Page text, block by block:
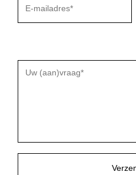
dit
veld